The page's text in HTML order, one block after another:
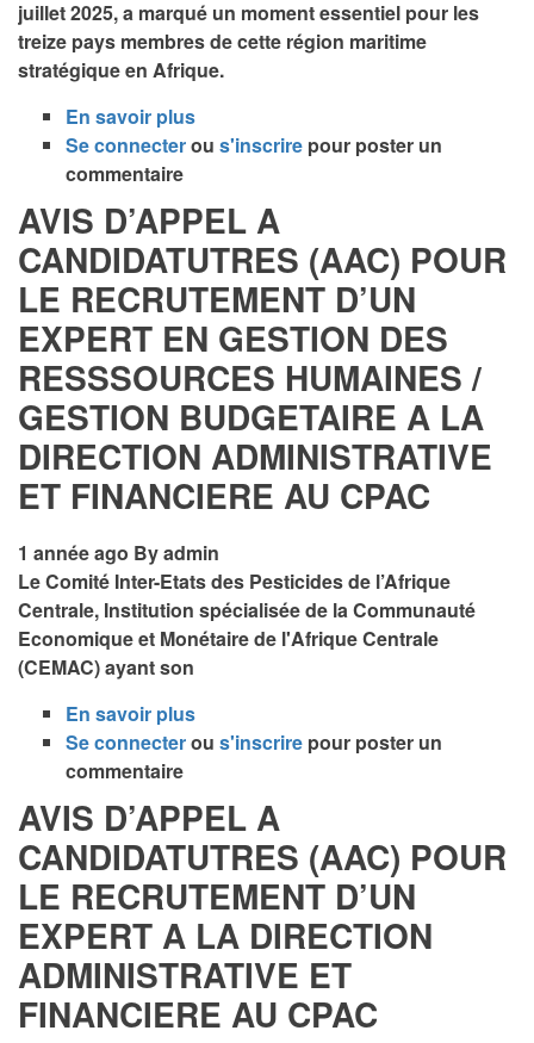
Cameroun
:
une
remarquée
la
coopération
sous-
régionale.
juillet 2025, a marqué un moment essentiel pour les
treize pays membres de cette région maritime
stratégique en Afrique.
En savoir plus
Vers
gestion
intégrée
et
participative
des
ressources
marines
dans
le
Golfe
de
Guinée
Se connecterou s'inscrire pour poster un
commentaire
AVIS D’APPEL A
CANDIDATUTRES (AAC) POUR
LE RECRUTEMENT D’UN
EXPERT EN GESTION DES
RESSSOURCES HUMAINES /
GESTION BUDGETAIRE A LA
DIRECTION ADMINISTRATIVE
ET FINANCIERE AU CPAC
1 année ago Byadmin
Le Comité Inter-Etats des Pesticides de l’Afrique
Centrale, Institution spécialisée de la Communauté
Economique et Monétaire de l'Afrique Centrale
(CEMAC) ayant son
En savoir plus
AVIS
A
CANDIDATUTRES
(AAC)
POUR
LE
RECRUTEMENT
D’UN
EXPERT
EN
Se connecterou s'inscrire pour poster un
commentaire
AVIS D’APPEL A
CANDIDATUTRES (AAC) POUR
LE RECRUTEMENT D’UN
EXPERT A LA DIRECTION
ADMINISTRATIVE ET
FINANCIERE AU CPAC